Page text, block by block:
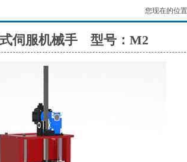
您现在的位置
伺服机械手 型号：M2